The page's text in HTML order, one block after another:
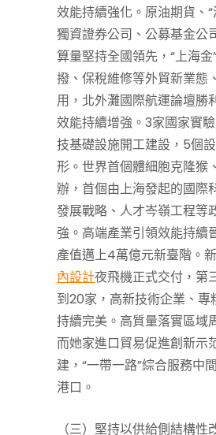
效能持續強化。原油期貨、
獨資證券公司、公募基金公
算量堅持全國領先，“上海
撥、保稅維修等外貿新業態
用，北外灘國際航運論壇勝
效能持續增強。3家國家實
技基礎設施開工建設，5個
形。世界首個體細胞克隆猴
辦，首個由上海發起的國際
發展戰略、人才岑嶺工程等
強。高端產業引領效能持續
產值邁上4萬億元新臺階。
內設計夜飛機正式交付，第
到20家，高新技術企業、
持續完美。高質量落實區域
而她家進口貿易促進創新示
建，“一帶一路”綜合服務中
港口。
（三）堅持以供給側結構